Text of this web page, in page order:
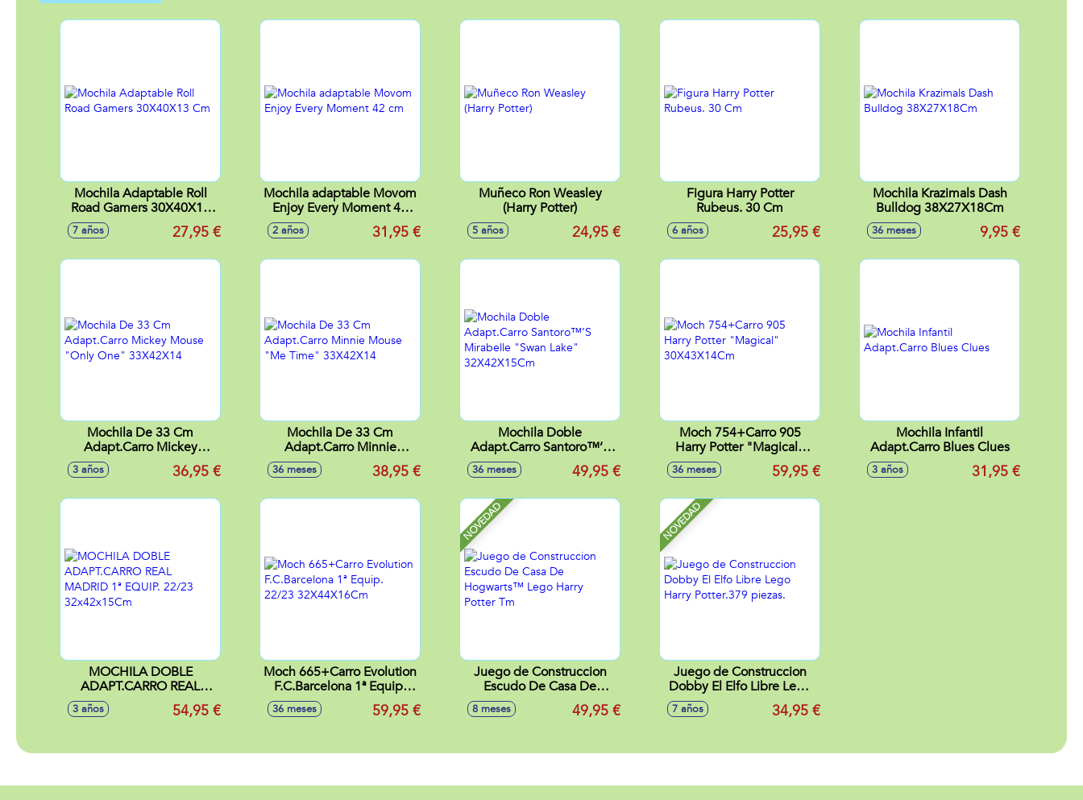
Mochila Adaptable Roll
Road Gamers 30X40X13
7 años 27,95 €
Mochila adaptable Movom
Enjoy Every Moment 42
2 años 31,95 €
Muñeco Ron Weasley
(Harry Potter)
5 años 24,95 €
Figura Harry Potter
Rubeus. 30 Cm
6 años 25,95 €
Mochila Krazimals Dash
Bulldog 38X27X18Cm
36 meses 9,95 €
Mochila De 33 Cm
Adapt.Carro Mickey
Mouse "Only One"
3 años 36,95 €
Mochila De 33 Cm
Adapt.Carro Minnie
Mouse "Me Time"
33X42X14
36 meses 38,95 €
Mochila Doble
Adapt.Carro Santoro™’S
Mirabelle "Swan Lake"
32X42X15Cm
36 meses 49,95 €
Moch 754+Carro 905
Harry Potter "Magical"
30X43X14Cm
36 meses 59,95 €
Mochila Infantil
Adapt.Carro Blues Clues
3 años 31,95 €
MOCHILA DOBLE
ADAPT.CARRO REAL
MADRID 1ª EQUIP. 22/23
32x42x15Cm
3 años 54,95 €
Moch 665+Carro Evolution
F.C.Barcelona 1ª Equip.
22/23 32X44X16Cm
36 meses 59,95 €
NOVEDAD
Juego de Construccion
Escudo De Casa De
Hogwarts™ Lego Harry
Potter Tm
8 meses 49,95 €
NOVEDAD
Juego de Construccion
Dobby El Elfo Libre Lego
Harry Potter.379 piezas.
7 años 34,95 €